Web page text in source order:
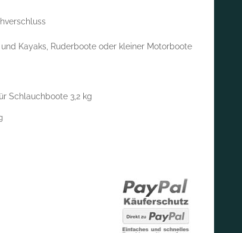
Kayaks, Ruderboote oder kleiner Motorboote
Schlauchboote 3,2 kg